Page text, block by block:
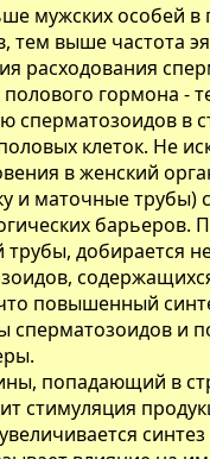
мужских особей в
тем выше частота
расходования
гормона -
сперматозоидов в
клеток. Не
в женский
и маточные трубы)
барьеров.
трубы, добирается
повышенный
сперматозоидов и
попадающий в
стимуляция